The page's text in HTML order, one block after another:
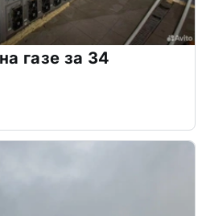
газе за 34